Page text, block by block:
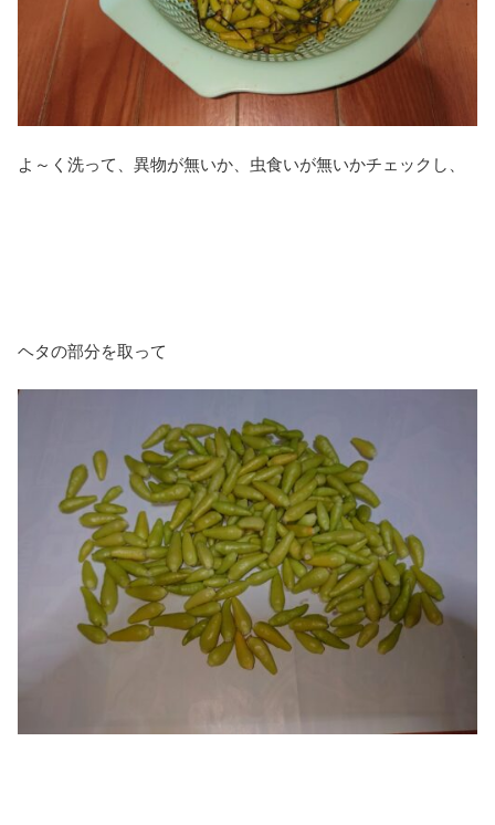
よ～く洗って、異物が無いか、虫食いが無いかチェックし、
ヘタの部分を取って